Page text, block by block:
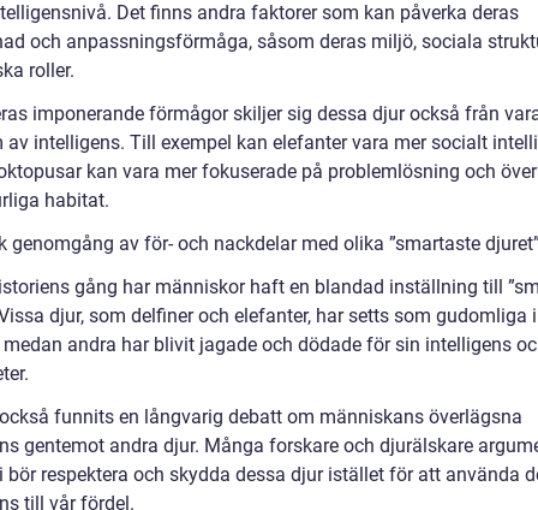
Det finns andra faktorer som kan påverka deras
och anpassningsförmåga, såsom deras miljö, sociala
roller.
imponerande förmågor skiljer sig dessa djur också från
av intelligens. Till exempel kan elefanter vara mer socialt
kan vara mer fokuserade på problemlösning och
habitat.
genomgång av för- och nackdelar med olika ”smartaste
gång har människor haft en blandad inställning till
djur, som delfiner och elefanter, har setts som gudomliga
medan andra har blivit jagade och dödade för sin intelligens
funnits en långvarig debatt om människans överlägsna
gentemot andra djur. Många forskare och djurälskare
bör respektera och skydda dessa djur istället för att använda
till vår fördel.